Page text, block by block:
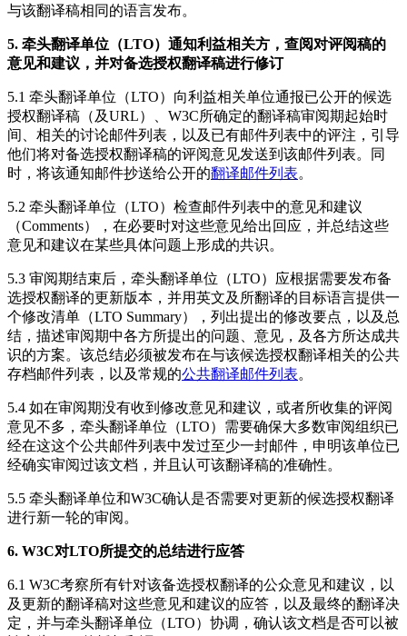
与该翻译稿相同的语言发布。
5. 牵头翻译单位（LTO）通知利益相关方，查阅对评阅稿的
意见和建议，并对备选授权翻译稿进行修订
5.1 牵头翻译单位（LTO）向利益相关单位通报已公开的候选
授权翻译稿（及URL）、W3C所确定的翻译稿审阅期起始时
间、相关的讨论邮件列表，以及已有邮件列表中的评注，引导
他们将对备选授权翻译稿的评阅意见发送到该邮件列表。同
时，将该通知邮件抄送给公开的翻译邮件列表。
5.2 牵头翻译单位（LTO）检查邮件列表中的意见和建议
（Comments），在必要时对这些意见给出回应，并总结这些
意见和建议在某些具体问题上形成的共识。
5.3 审阅期结束后，牵头翻译单位（LTO）应根据需要发布备
选授权翻译的更新版本，并用英文及所翻译的目标语言提供一
个修改清单（LTO Summary），列出提出的修改要点，以及总
结，描述审阅期中各方所提出的问题、意见，及各方所达成共
识的方案。该总结必须被发布在与该候选授权翻译相关的公共
存档邮件列表，以及常规的公共翻译邮件列表。
5.4 如在审阅期没有收到修改意见和建议，或者所收集的评阅
意见不多，牵头翻译单位（LTO）需要确保大多数审阅组织已
经在这这个公共邮件列表中发过至少一封邮件，申明该单位已
经确实审阅过该文档，并且认可该翻译稿的准确性。
5.5 牵头翻译单位和W3C确认是否需要对更新的候选授权翻译
进行新一轮的审阅。
6. W3C对LTO所提交的总结进行应答
6.1 W3C考察所有针对该备选授权翻译的公众意见和建议，以
及更新的翻译稿对这些意见和建议的应答，以及最终的翻译决
定，并与牵头翻译单位（LTO）协调，确认该文档是否可以被